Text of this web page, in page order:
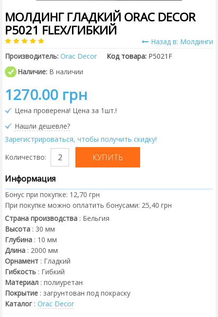
МОЛДИНГ ГЛАДКИЙ ORAC DECOR
P5021 FLEX/ГИБКИЙ
Назад в: Молдинги
Производитель: Orac Decor Код товара: P5021F
Наличие: В наличии
1270.00 грн
Цена проверена! Цена за 1шт.!
Нашли дешевле?
Зарегистрироваться, чтобы получить скидку!
Количество:
Информация
Бонус при покупке: 12,70 грн
При покупке можно оплатить бонусами: 25,40 грн
Страна производства : Бельгия
Высота : 30 мм
Глубина : 10 мм
Длина : 2000 мм
Орнамент : Гладкий
Гибкость : Гибкий
Материал : полиуретан
Покрытие : загрунтован под покраску
Каталог : Orac Decor